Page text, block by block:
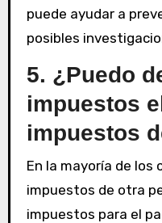
puede ayudar a
posibles
5. ¿Puedo
impuestos
impuestos
En la mayoría de los
impuestos de otra
impuestos para el